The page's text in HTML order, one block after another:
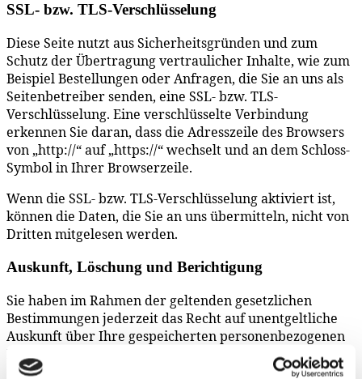
SSL- bzw. TLS-Verschlüsselung
Diese Seite nutzt aus Sicherheitsgründen und zum
Schutz der Übertragung vertraulicher Inhalte, wie zum
Beispiel Bestellungen oder Anfragen, die Sie an uns als
Seitenbetreiber senden, eine SSL- bzw. TLS-
Verschlüsselung. Eine verschlüsselte Verbindung
erkennen Sie daran, dass die Adresszeile des Browsers
von „http://“ auf „https://“ wechselt und an dem Schloss-
Symbol in Ihrer Browserzeile.
Wenn die SSL- bzw. TLS-Verschlüsselung aktiviert ist,
können die Daten, die Sie an uns übermitteln, nicht von
Dritten mitgelesen werden.
Auskunft, Löschung und Berichtigung
Sie haben im Rahmen der geltenden gesetzlichen
Bestimmungen jederzeit das Recht auf unentgeltliche
Auskunft über Ihre gespeicherten personenbezogenen
Daten, deren Herkunft und Empfänger und den Zweck
der Datenverarbeitung und ggf. ein Recht auf